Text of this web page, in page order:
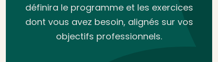
définira le programme et les exercices
dont vous avez besoin, alignés sur vos
objectifs professionnels.